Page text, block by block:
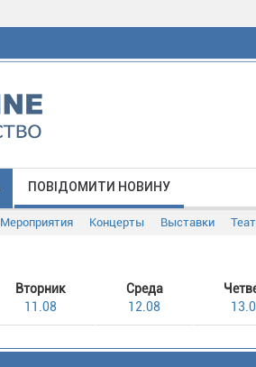
ПОВІДОМИТИ НОВИНУ
Мероприятия Концерты Выставки
Вторник
11.08
Среда
12.08